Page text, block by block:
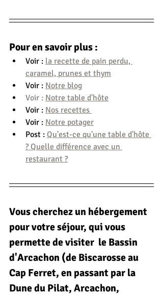
Pour en savoir plus :
Voir : la recette de pain perdu,
caramel, prunes et thym
Voir : Notre blog
Voir : Notre table d'hôte
Voir : Nos recettes
Voir : Notre potager
Post : Qu'est-ce qu'une table d'hôte
? Quelle différence avec un
restaurant ?
Vous cherchez un hébergement
pour votre séjour, qui vous
permette de visiter  le Bassin
d'Arcachon (de Biscarosse au
Cap Ferret, en passant par la
Dune du Pilat, Arcachon,